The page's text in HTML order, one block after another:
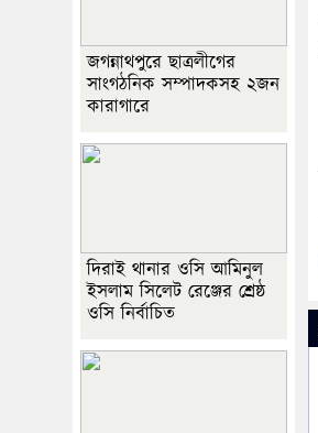
জগন্নাথপুরে ছাত্রলীগের
সাংগঠনিক সম্পাদকসহ ২জন
কারাগারে
দিরাই থানার ওসি আমিনুল
ইসলাম সিলেট রেঞ্জের শ্রেষ্ঠ
ওসি নির্বাচিত